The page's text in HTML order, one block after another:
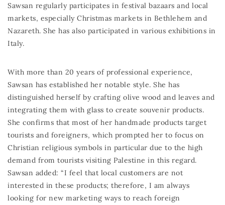
Sawsan regularly participates in festival bazaars and local
markets, especially Christmas markets in Bethlehem and
Nazareth. She has also participated in various exhibitions in
Italy.
With more than 20 years of professional experience,
Sawsan has established her notable style. She has
distinguished herself by crafting olive wood and leaves and
integrating them with glass to create souvenir products.
She confirms that most of her handmade products target
tourists and foreigners, which prompted her to focus on
Christian religious symbols in particular due to the high
demand from tourists visiting Palestine in this regard.
Sawsan added: “I feel that local customers are not
interested in these products; therefore, I am always
looking for new marketing ways to reach foreign